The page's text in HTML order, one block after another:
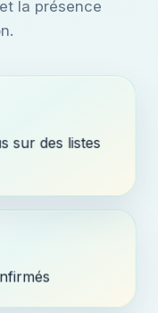
la présence
sur des listes